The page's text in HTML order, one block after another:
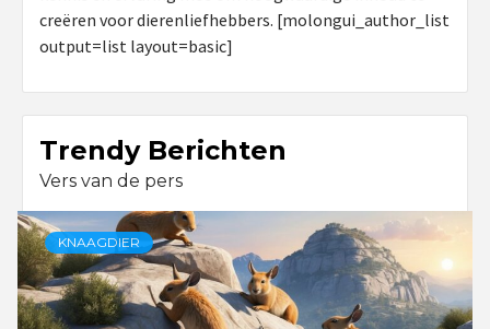
creëren voor dierenliefhebbers. [molongui_author_list
output=list layout=basic]
Trendy Berichten
Vers van de pers
KNAAGDIER